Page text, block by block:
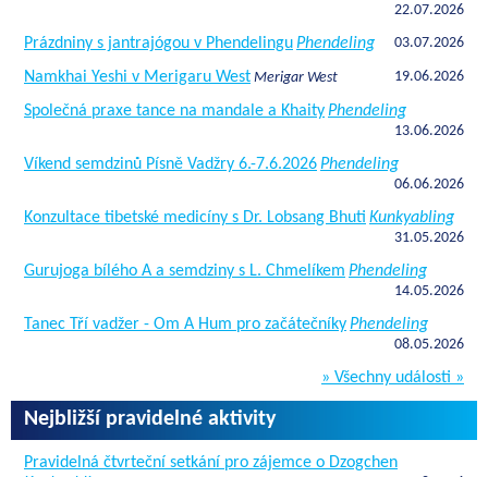
22.07.2026
Prázdniny s jantrajógou v PhendelinguPhendeling 03.07.2026
Namkhai Yeshi v Merigaru West Merigar West 19.06.2026
Společná praxe tance na mandale a KhaityPhendeling
13.06.2026
Víkend semdzinů Písně Vadžry 6.-7.6.2026Phendeling
06.06.2026
Konzultace tibetské medicíny s Dr. Lobsang Bhuti Kunkyabling
31.05.2026
Gurujoga bílého A a semdziny s L. Chmelíkem Phendeling
14.05.2026
Tanec Tří vadžer - Om A Hum pro začátečníkyPhendeling
08.05.2026
» Všechny události »
Nejbližší pravidelné aktivity
Pravidelná čtvrteční setkání pro zájemce o Dzogchen